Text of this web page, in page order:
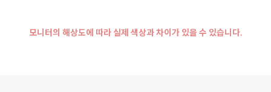
모니터의 해상도에 따라 실제 색상과 차이가 있을 수 있습니다.